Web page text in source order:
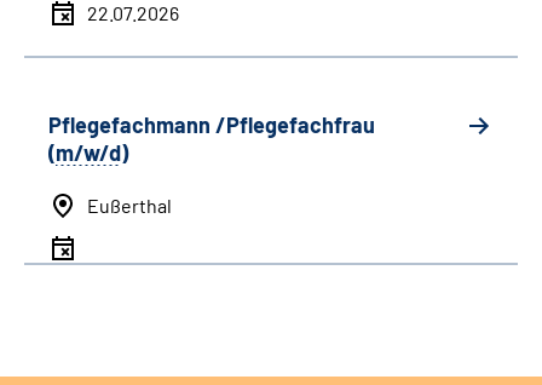
22.07.2026
Pflegefachmann /Pflegefachfrau
(m/w/d)
Eußerthal